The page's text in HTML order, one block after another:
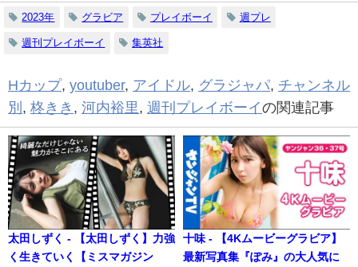
2023年 グラビア プレイボーイ 週プレ
週刊プレイボーイ 集英社
Hカップ, youtuber, アイドル, グラジャパ, チャンネル
別 , 柊きき , 河内裕里, 週刊プレイボーイの関連記事
太田しずく - 【太田しずく】力強
く生きていく【ミスマガジン
十味 - 【4Kムービーグラビア】
最新写真集『ぽみ』の大人気に